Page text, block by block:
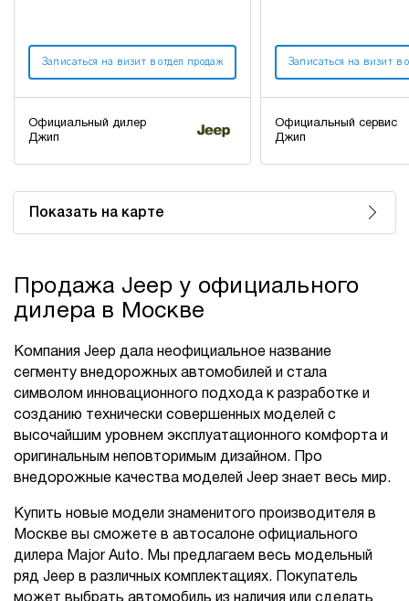
Показать на карте
Записаться на визит в отдел продаж
Официальный дилер
Джип
Записаться на визит в
Официальный сервис
Джип
Продажа Jeep у официального
дилера в Москве
Компания Jeep дала неофициальное название
сегменту внедорожных автомобилей и стала
символом инновационного подхода к разработке и
созданию технически совершенных моделей с
высочайшим уровнем эксплуатационного комфорта и
оригинальным неповторимым дизайном. Про
внедорожные качества моделей Jeep знает весь мир.
Купить новые модели знаменитого производителя в
Москве вы сможете в автосалоне официального
дилера Major Auto. Мы предлагаем весь модельный
ряд Jeep в различных комплектациях. Покупатель
может выбрать автомобиль из наличия или сделать